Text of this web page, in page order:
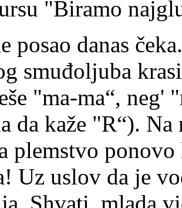
"Biramo
posao danas
smuđoljuba
"ma-ma“,
da kaže "R“).
plemstvo
Uz uslov da je
Shvati, mlada